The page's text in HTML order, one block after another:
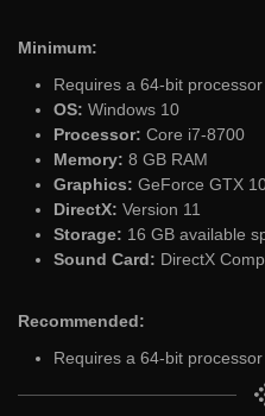
Minimum:
Requires a 64-bit
OS: Windows 10
Processor: Core i7-8700
Memory: 8 GB RAM
Graphics: GeForce GTX
DirectX: Version 11
Storage: 16 GB available
Sound Card: DirectX
Recommended:
Requires a 64-bit